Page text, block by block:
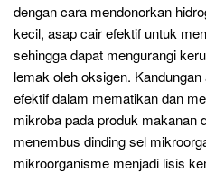
dengan cara mendonorkan
kecil, asap cair efektif untuk
sehingga dapat mengurangi
lemak oleh oksigen.
efektif dalam mematikan dan
mikroba pada produk makanan
menembus dinding sel
mikroorganisme menjadi lisis